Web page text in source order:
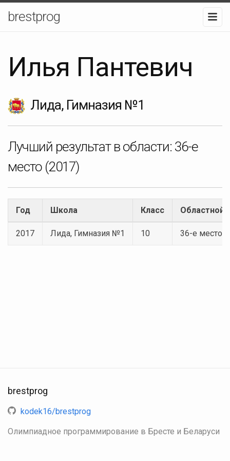
brestprog
Илья Пантевич
Лида, Гимназия №1
Лучший результат в области: 36-е
место (2017)
Год Школа Класс Областной
2017 Лида, Гимназия №1 10 36-е место
brestprog
kodek16/brestprog
Олимпиадное программирование в Бресте и Беларуси